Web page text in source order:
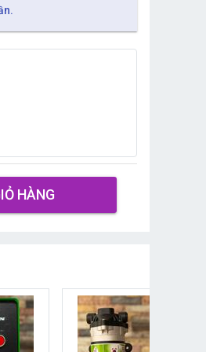
HÀNG